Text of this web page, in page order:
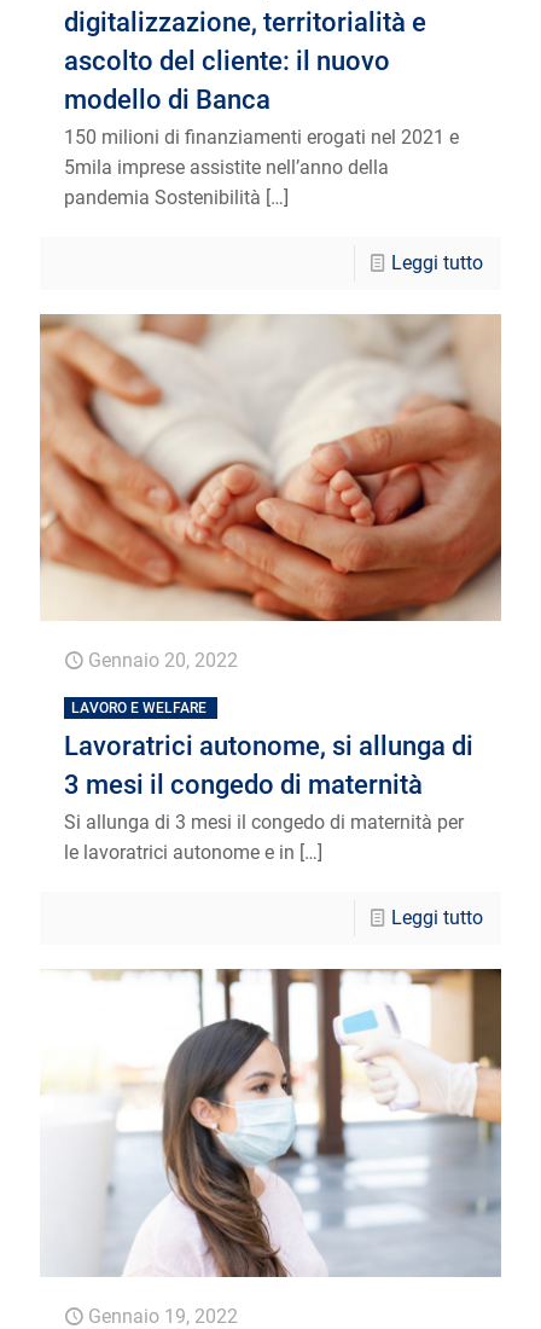
digitalizzazione, territorialità e
ascolto del cliente: il nuovo
modello di Banca
150 milioni di finanziamenti erogati nel 2021 e
5mila imprese assistite nell’anno della
pandemia Sostenibilità […]
Leggi tutto
Gennaio 20, 2022
LAVORO E WELFARE
Lavoratrici autonome, si allunga di
3 mesi il congedo di maternità
Si allunga di 3 mesi il congedo di maternità per
le lavoratrici autonome e in […]
Leggi tutto
Gennaio 19, 2022